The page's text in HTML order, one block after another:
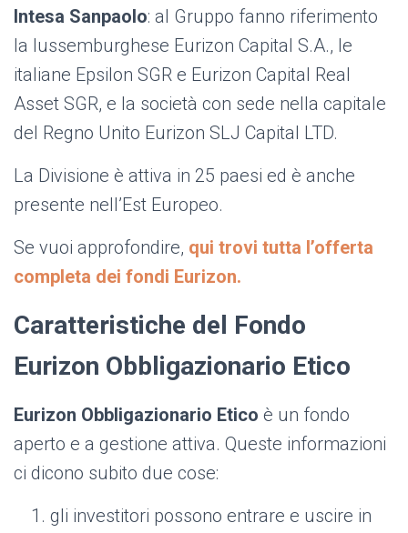
Intesa Sanpaolo: al Gruppo fanno riferimento
la lussemburghese Eurizon Capital S.A., le
italiane Epsilon SGR e Eurizon Capital Real
Asset SGR, e la società con sede nella capitale
del Regno Unito Eurizon SLJ Capital LTD.
La Divisione è attiva in 25 paesi ed è anche
presente nell’Est Europeo.
Se vuoi approfondire, qui trovi tutta l’offerta
completa dei fondi Eurizon.
Caratteristiche del Fondo
Eurizon Obbligazionario Etico
Eurizon Obbligazionario Etico è un fondo
aperto e a gestione attiva. Queste informazioni
ci dicono subito due cose:
gli investitori possono entrare e uscire in